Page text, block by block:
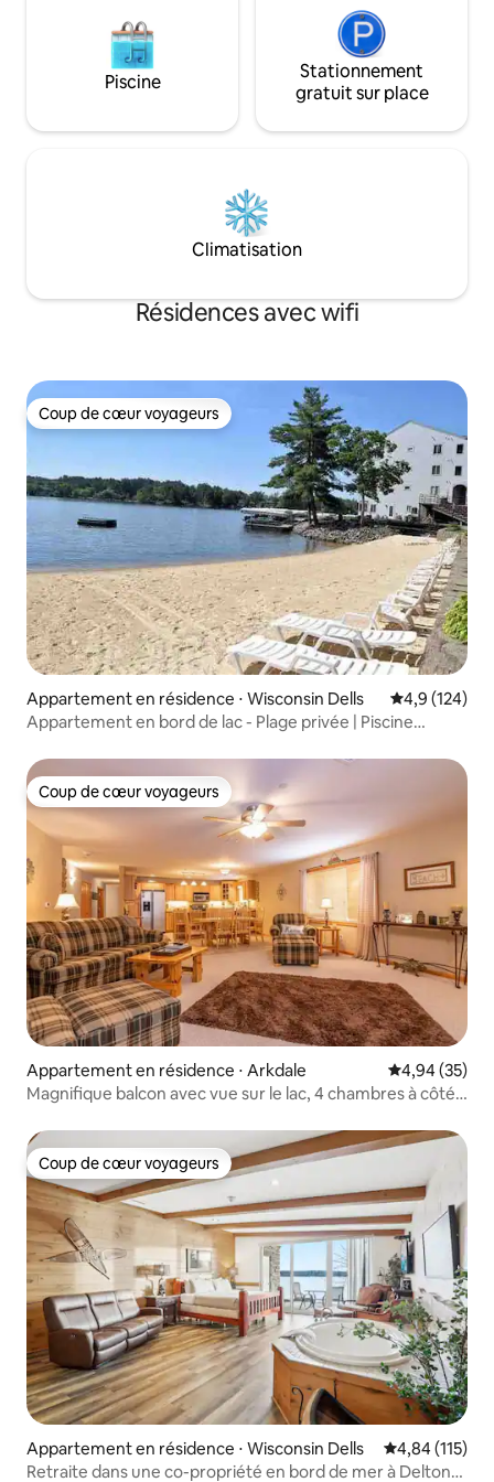
Piscine
Stationnement
gratuit sur place
Climatisation
Résidences avec wifi
Coup de cœur voyageurs
Coup de cœur voyageurs
Appartement en résidence ⋅ Wisconsin Dells Évaluation
4,9 (124)
Appartement en bord de lac - Plage privée | Piscine
Coup de cœur voyageurs
Coup de cœur voyageurs
Appartement en résidence ⋅ Arkdale Évaluation
4,94 (35)
Magnifique balcon avec vue sur le lac, 4 chambres à côté
Coup de cœur voyageurs
Coup de cœur voyageurs
Appartement en résidence ⋅ Wisconsin Dells Évaluation
4,84 (115)
Retraite dans une co-propriété en bord de mer à Delton